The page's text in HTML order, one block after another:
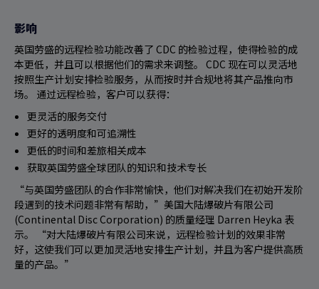
影响
英国劳盛的远程检验功能改善了 CDC 的检验过程，使得检验的成
本更低，并且可以根据他们的需求来调整。 CDC 现在可以灵活地
按照生产计划安排检验服务，从而按时并合规地将其产品推向市
场。 通过远程检验，客户可以获得：
更灵活的服务交付
更好的透明度和可追溯性
更低的时间和差旅相关成本
获取英国劳盛全球团队的知识和技术专长
“与英国劳盛团队的合作非常愉快，他们对解决我们在初始开发阶
段遇到的技术问题非常有帮助，”美国大陆爆破片有限公司
(Continental Disc Corporation) 的质量经理 Darren Heyka 表
示。 “对大陆爆破片有限公司来说，远程检验计划的效果非常
好，这使我们可以更加灵活地安排生产计划，并且为客户提供高质
量的产品。”